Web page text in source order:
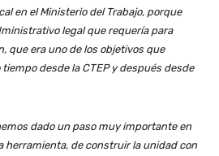
en el Ministerio del Trabajo, porque
legal que requería para
que era uno de los objetivos que
desde la CTEP y después desde
dado un paso muy importante en
herramienta, de construir la unidad con